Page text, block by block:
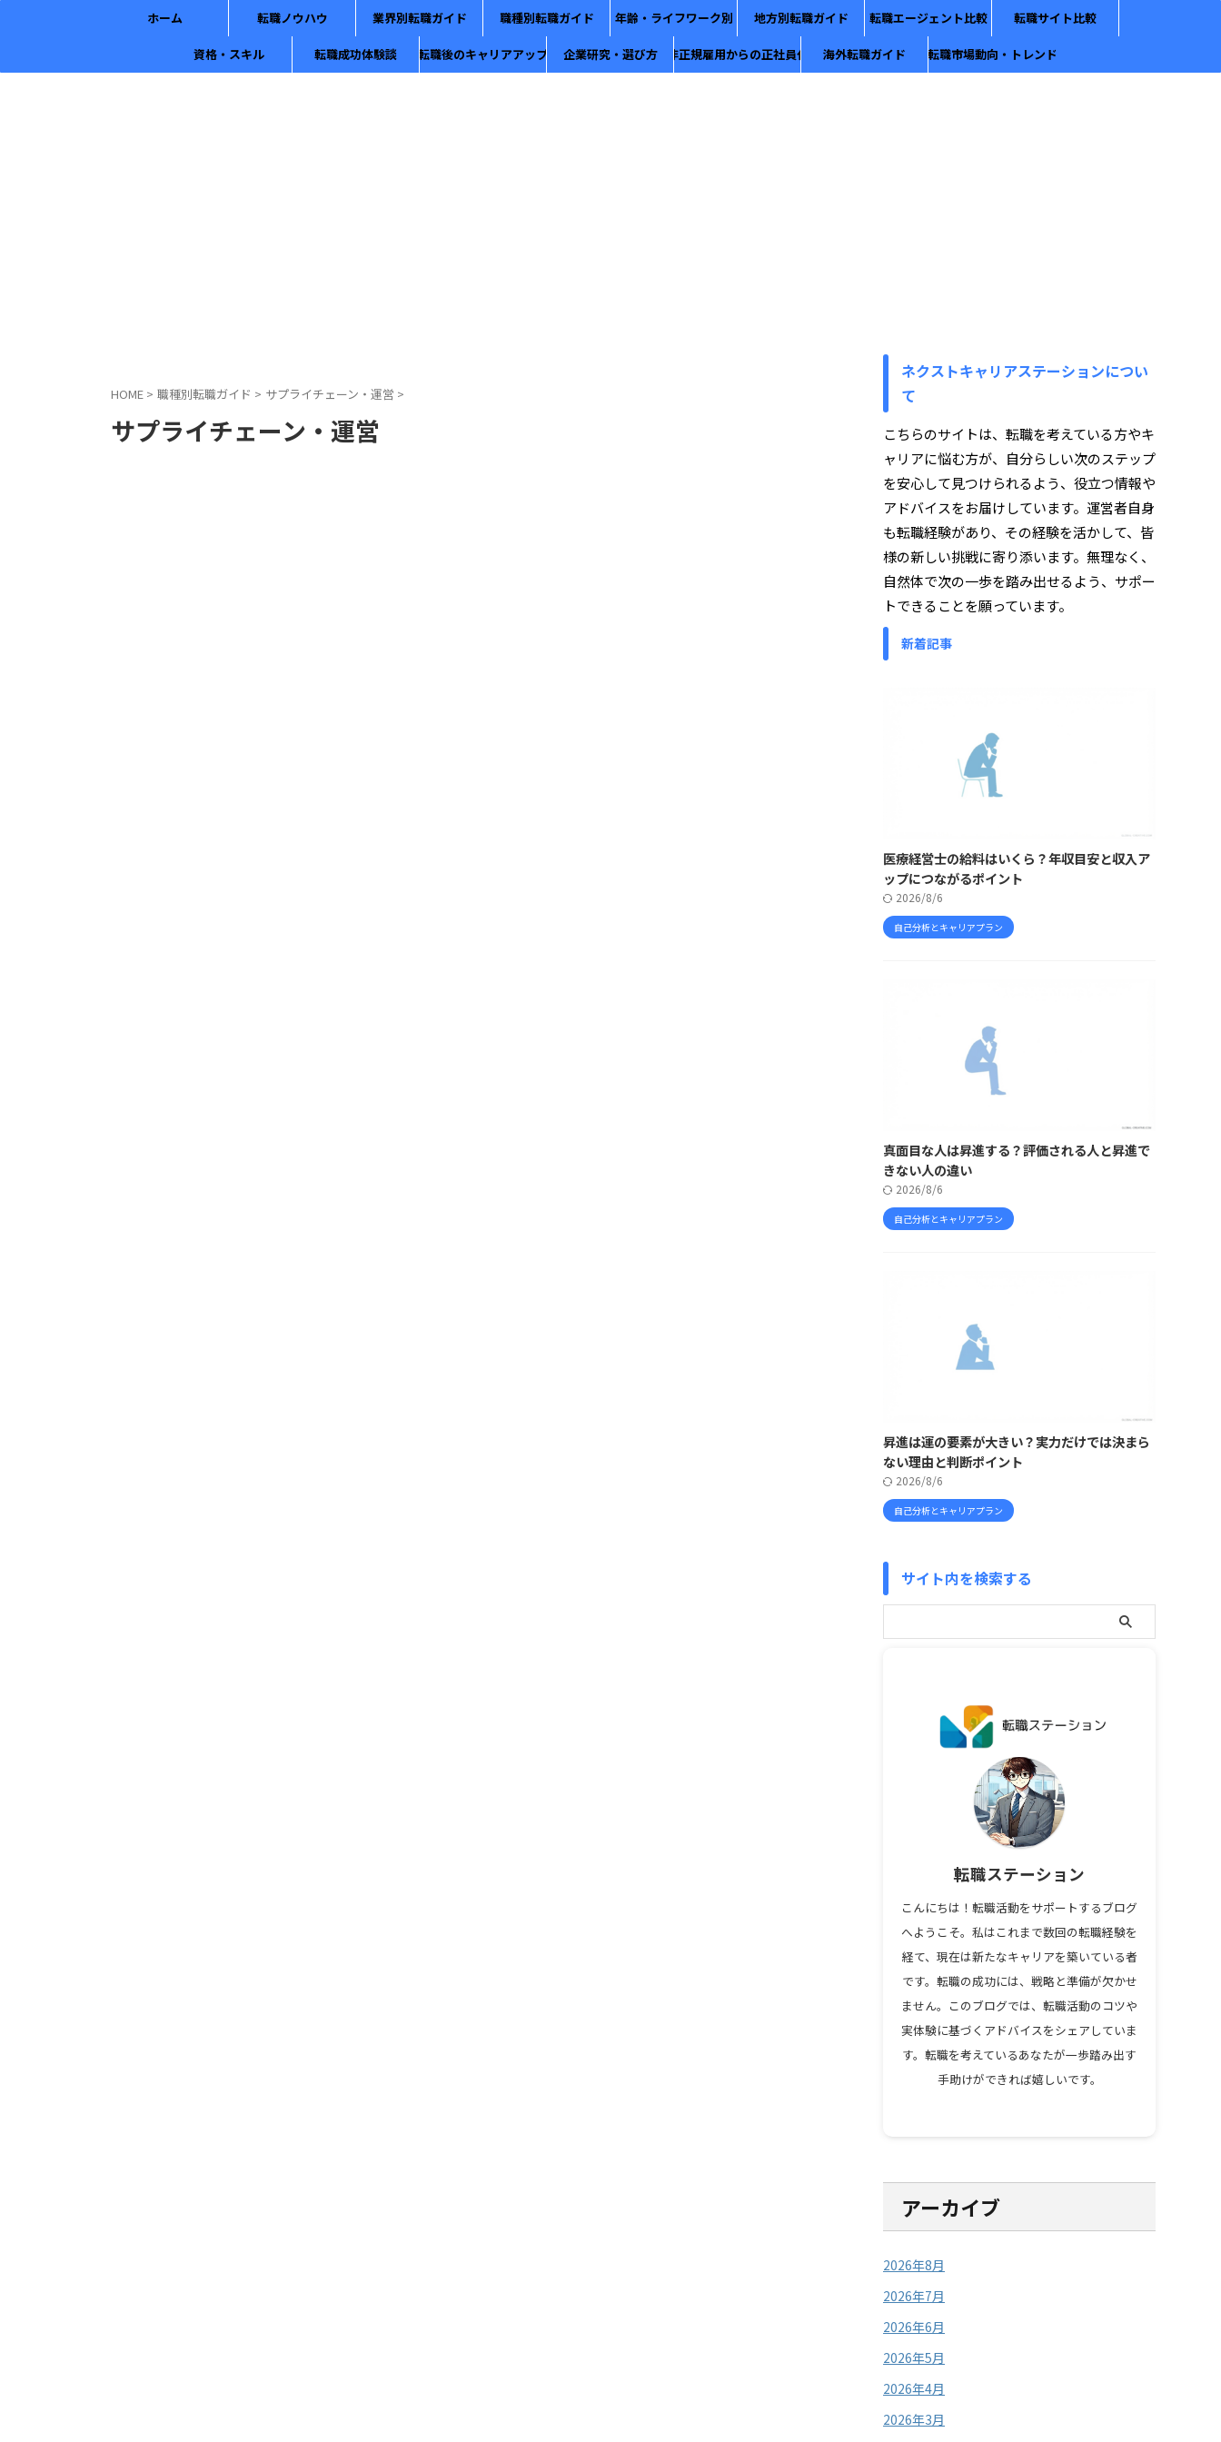
ホーム 転職ノウハウ 業界別転職ガイド 職種別転職ガイド 年齢・ライフワーク別 地方別転職ガイド 転職エージェント比較 転職サイト比較
資格・スキル 転職成功体験談 転職後のキャリアアップ 企業研究・選び方 非正規雇用からの正社員化 海外転職ガイド 転職市場動向・トレンド
HOME > 職種別転職ガイド > サプライチェーン・運営 >
サプライチェーン・運営
ネクストキャリアステーションについ
て
こちらのサイトは、転職を考えている方やキ
ャリアに悩む方が、自分らしい次のステップ
を安心して見つけられるよう、役立つ情報や
アドバイスをお届けしています。運営者自身
も転職経験があり、その経験を活かして、皆
様の新しい挑戦に寄り添います。無理なく、
自然体で次の一歩を踏み出せるよう、サポー
トできることを願っています。
新着記事
医療経営士の給料はいくら？年収目安と収入ア
ップにつながるポイント
2026/8/6
自己分析とキャリアプラン
真面目な人は昇進する？評価される人と昇進で
きない人の違い
2026/8/6
自己分析とキャリアプラン
昇進は運の要素が大きい？実力だけでは決まら
ない理由と判断ポイント
2026/8/6
自己分析とキャリアプラン
サイト内を検索する
転職ステーション
こんにちは！転職活動をサポートするブログ
へようこそ。私はこれまで数回の転職経験を
経て、現在は新たなキャリアを築いている者
です。転職の成功には、戦略と準備が欠かせ
ません。このブログでは、転職活動のコツや
実体験に基づくアドバイスをシェアしていま
す。転職を考えているあなたが一歩踏み出す
手助けができれば嬉しいです。
アーカイブ
2026年8月
2026年7月
2026年6月
2026年5月
2026年4月
2026年3月